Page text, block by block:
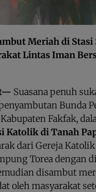
Meriah di Stasi
Lintas Iman
Suasana penuh
Bunda
Fakfak,
Katolik di Tanah
dari Gereja
Torea dengan
disambut
oleh masyarakat